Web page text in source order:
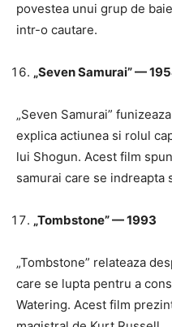
povestea unui grup de
intr-o cautare.
„Seven Samurai” —
„Seven Samurai”
explica actiunea si rolul
lui Shogun. Acest film
samurai care se indreapta
„Tombstone” — 1993
„Tombstone” relateaza
care se lupta pentru a
Watering. Acest film